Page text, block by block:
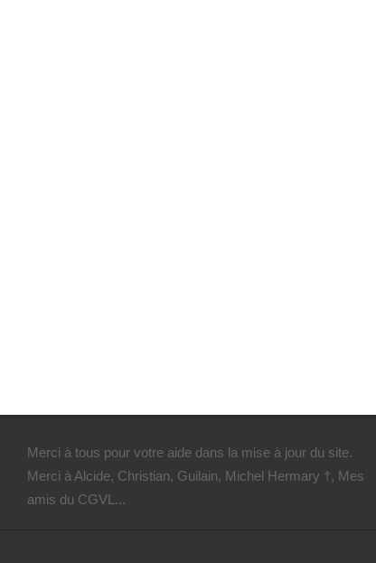
Merci à tous pour votre aide dans la mise à jour du site.
Merci à Alcide, Christian, Guilain, Michel Hermary †, Mes
amis du CGVL...